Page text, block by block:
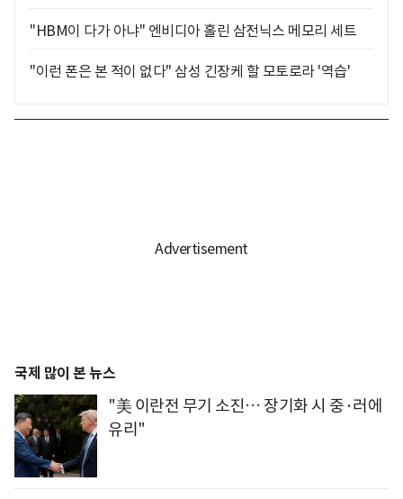
"HBM이 다가 아냐" 엔비디아 홀린 삼전닉스 메모리 세트
"이런 폰은 본 적이 없다" 삼성 긴장케 할 모토로라 '역습'
국제 많이 본 뉴스
"美 이란전 무기 소진… 장기화 시 중·러에
유리"